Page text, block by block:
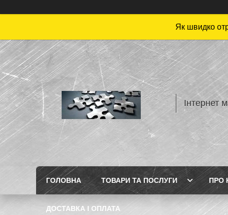
Як швидко
Інтернет
ГОЛОВНА ТОВАРИ ТА ПОСЛУГИ ПРО
ДОСТАВКА І ОПЛАТА